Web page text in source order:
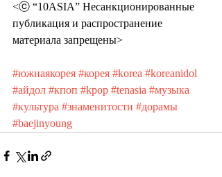
<ⓒ “10ASIA” Несанкционированные
публикация и распространение
материала запрещены>
#южнаякорея #корея #korea #koreanidol
#айдол #кпоп #kpop #tenasia #музыка
#культура #знаменитости #дорамы
#baejinyoung